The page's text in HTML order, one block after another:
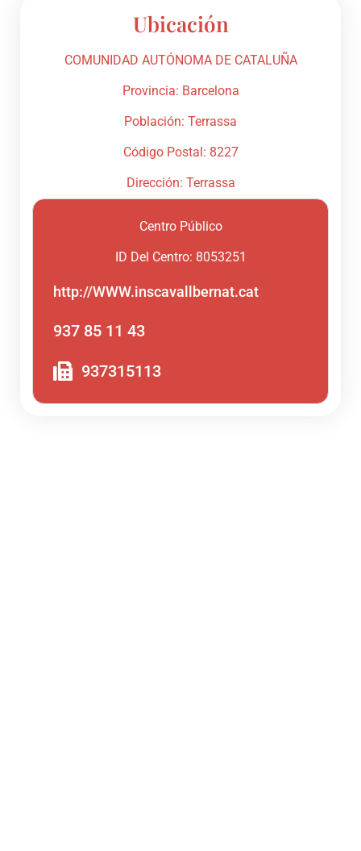
Ubicación
COMUNIDAD AUTÓNOMA DE CATALUÑA
Provincia: Barcelona
Población: Terrassa
Código Postal: 8227
Dirección: Terrassa
Centro Público
ID Del Centro: 8053251
http://WWW.inscavallbernat.cat
937 85 11 43
937315113